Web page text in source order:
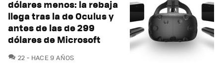
dólares menos: la rebaja
llega tras la de Oculus y
antes de las de 299
dólares de Microsoft
22 COMENTARIOS
HACE 9 AÑOS